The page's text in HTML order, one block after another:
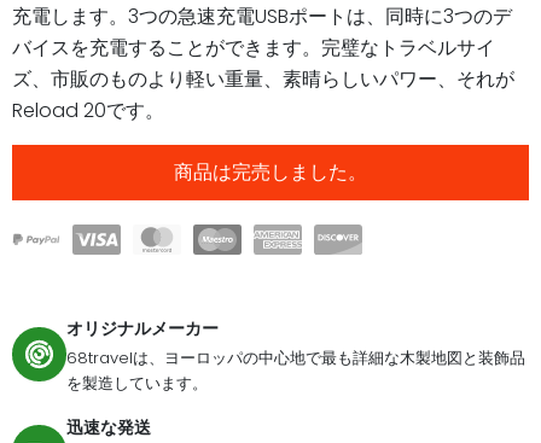
充電します。3つの急速充電USBポートは、同時に3つのデ
バイスを充電することができます。完璧なトラベルサイ
ズ、市販のものより軽い重量、素晴らしいパワー、それが
Reload 20です。
商品は完売しました。
オリジナルメーカー
68travelは、ヨーロッパの中心地で最も詳細な木製地図と装飾品
を製造しています。
迅速な発送